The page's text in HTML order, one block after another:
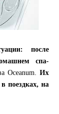
после
спа-
Oceanum. Их
поездках, на